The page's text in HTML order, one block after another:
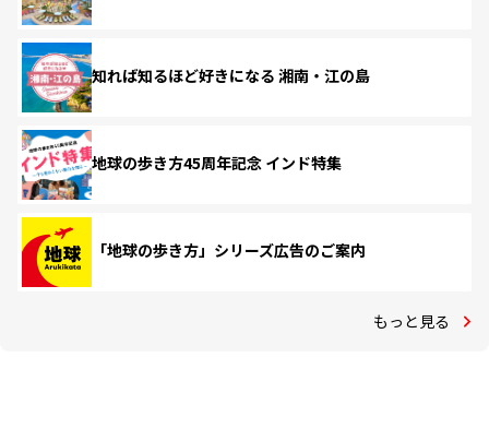
知れば知るほど好きになる 湘南・江の島
地球の歩き方45周年記念 インド特集
「地球の歩き方」シリーズ広告のご案内
もっと見る